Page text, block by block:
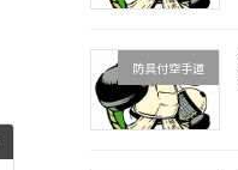
防具付空手道